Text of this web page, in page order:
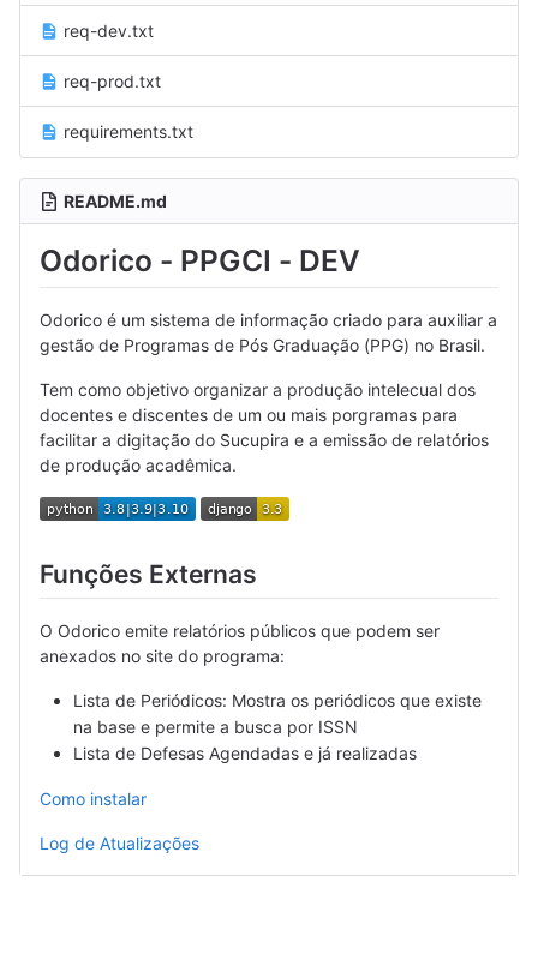
req-dev.txt
req-prod.txt
requirements.txt
README.md
Odorico - PPGCI - DEV
Odorico é um sistema de informação criado para auxiliar a
gestão de Programas de Pós Graduação (PPG) no Brasil.
Tem como objetivo organizar a produção intelecual dos
docentes e discentes de um ou mais porgramas para
facilitar a digitação do Sucupira e a emissão de relatórios
de produção acadêmica.
Funções Externas
O Odorico emite relatórios públicos que podem ser
anexados no site do programa:
Lista de Periódicos: Mostra os periódicos que existe
na base e permite a busca por ISSN
Lista de Defesas Agendadas e já realizadas
Como instalar
Log de Atualizações